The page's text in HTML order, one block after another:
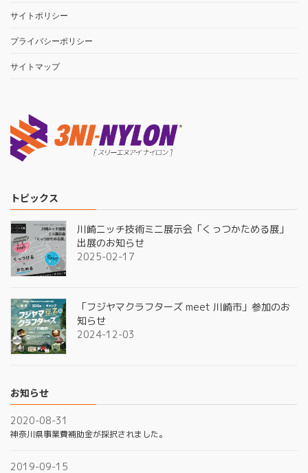
サイトポリシー
プライバシーポリシー
サイトマップ
トピックス
川崎ニッチ技術ミニ展示会「くっつかためる展」
出展のお知らせ
2025-02-17
「フジヤマクラフターズ meet 川崎市」参加のお
知らせ
2024-12-03
お知らせ
2020-08-31
神奈川県事業費補助金が採択されました。
2019-09-15